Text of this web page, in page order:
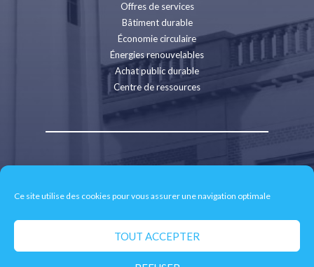
Ce site utilise des cookies pour vous assurer une navigation optimale
TOUT ACCEPTER
Offres de services
Bâtiment durable
Économie circulaire
Énergies renouvelables
Achat public durable
Centre de ressources
Contact
Espace presse
Politique de confidentialité
Retrait des données personnelles